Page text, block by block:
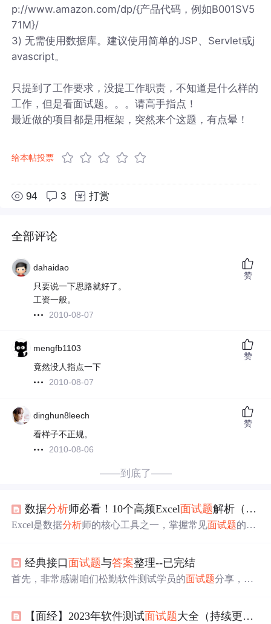
p://www.amazon.com/dp/{产品代码，例如B001SV5
71M}/
3) 无需使用数据库。建议使用简单的JSP、Servlet或j
avascript。
只提到了工作要求，没提工作职责，不知道是什么样的
工作，但是看面试题。。。请高手指点！
最近做的项目都是用框架，突然来个这题，有点晕！
给本帖投票
94 3 打赏
全部评论
dahaidao
只要说一下思路就好了。
工资一般。
2010-08-07
赞
mengfb1103
竟然没人指点一下
2010-08-07
赞
dinghun8leech
看样子不正规。
2010-08-06
赞
——到底了——
数据分析师必看！10个高频Excel面试题解析（附
Excel是数据分析师的核心工具之一，掌握常见面试题的解
经典接口面试题与答案整理--已完结
首先，非常感谢咱们松勤软件测试学员的面试题分享，最
率。本文持续更新，后期有新的问题会同步分享给大家。
【面经】2023年软件测试面试题大全（持续更新）附